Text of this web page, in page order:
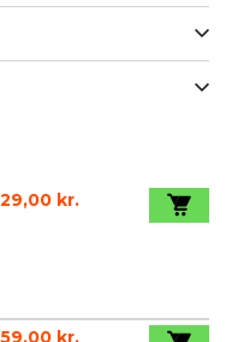
29,00 kr.
59,00 kr.